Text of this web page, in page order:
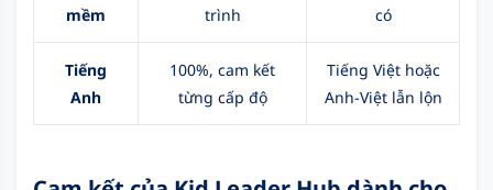
mềm
trình
có
Tiếng
Anh
100%, cam kết
từng cấp độ
Tiếng Việt hoặc
Anh-Việt lẫn lộn